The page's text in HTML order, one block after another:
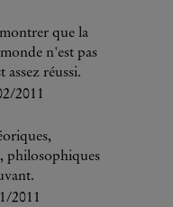
que la
n'est pas
assez réussi.
2011
philosophiques
2011